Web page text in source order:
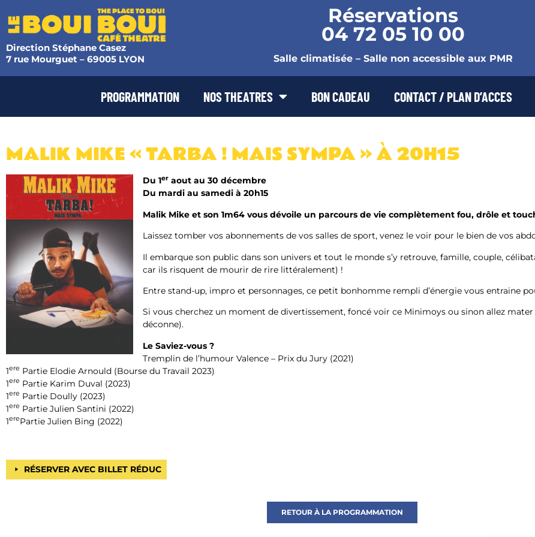
Direction Stéphane Casez
7 rue Mourguet – 69005 LYON
Réservations
04 72 05 10 00
Salle climatisée – Salle non accessible aux PMR
PROGRAMMATION NOS THEATRES BON CADEAU CONTACT / PLAN D’ACCES
MALIK MIKE « TARBA ! MAIS SYMPA » À 20H15
Du 1er aout au 30 décembre
Du mardi au samedi à 20h15
Malik Mike et son 1m64 vous dévoile un parcours de vie complètement fou, drôle et
Laissez tomber vos abonnements de vos salles de sport, venez le voir pour le bien de vos
Il embarque son public dans son univers et tout le monde s’y retrouve, famille, couple,
car ils risquent de mourir de rire littéralement) !
Entre stand-up, impro et personnages, ce petit bonhomme rempli d’énergie vous entraine
Si vous cherchez un moment de divertissement, foncé voir ce Minimoys ou sinon allez mater
déconne).
Le Saviez-vous ?
Tremplin de l’humour Valence – Prix du Jury (2021)
1ere Partie Elodie Arnould (Bourse du Travail 2023)
1ere Partie Karim Duval (2023)
1ere Partie Doully (2023)
1ere Partie Julien Santini (2022)
1erePartie Julien Bing (2022)
RÉSERVER AVEC BILLET RÉDUC
RETOUR À LA PROGRAMMATION